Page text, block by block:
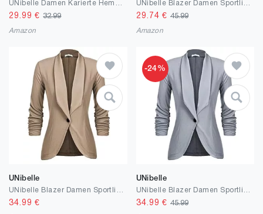
29.99 €32.99
Amazon
29.74 € 45.99
Amazon
UNibelle
34.99 €
-24%
UNibelle
34.99 € 45.99